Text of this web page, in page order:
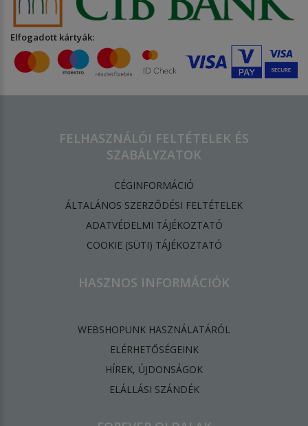
Elfogadott kártyák:
FELHASZNÁLÓI FELTÉTELEK ÉS
SZABÁLYZATOK
CÉGINFORMÁCIÓ
ÁLTALÁNOS SZERZŐDÉSI FELTÉTELEK
ADATVÉDELMI TÁJÉKOZTATÓ
​COOKIE (SÜTI) TÁJÉKOZTATÓ
HASZNOS INFORMÁCIÓK
WEBSHOPUNK HASZNÁLATÁRÓL
ELÉRHETŐSÉGEINK
HÍREK, ÚJDONSÁGOK
ELÁLLÁSI SZÁNDÉK